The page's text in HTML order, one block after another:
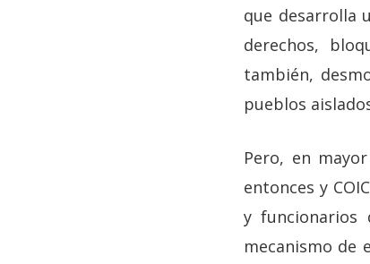
que desarrolla
derechos,
también,
pueblos
Pero, en
entonces y
y funcionarios
mecanismo de